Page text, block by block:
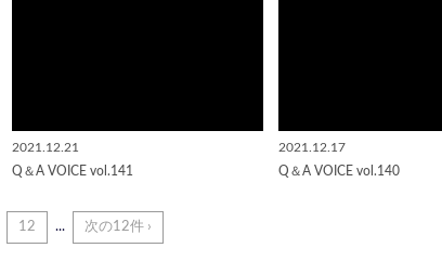
2021.12.21
Q＆A VOICE vol.141
2021.12.17
Q＆A VOICE vol.140
12 ... 次の12件 ›